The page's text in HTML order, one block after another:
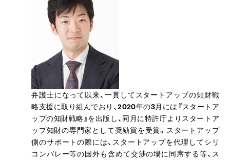
弁護士になって以来、一貫してスタートアップの知財戦
略支援に取り組んでおり、2020年の3月には『スタートア
ップの知財戦略』を出版し、同月に特許庁よりスタートア
ップ知財の専門家として奨励賞を受賞。スタートアップ
側のサポートの際には、スタートアップを代理してシリ
コンバレー等の国外も含めて交渉の場に同席する等、ス